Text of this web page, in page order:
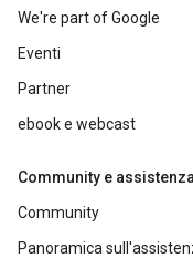
We're part of Google
Eventi
Partner
ebook e webcast
Community e assistenza
Community
Panoramica